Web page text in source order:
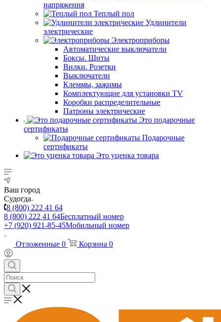
напряжения
Теплый пол
Удлинители
электрические
Электроприборы
Автоматические выключатели
Боксы. Щиты
Вилки. Розетки
Выключатели
Клеммы, зажимы
Комплектующие для установки TV
Коробки распределительные
Патроны электрические
Это подарочные
сертификаты
Подарочные
сертификаты
Это уценка товара
Ваш город
Судогда
8 (800) 222 41 64
8 (800) 222 41 64Бесплатный номер
+7 (920) 921-85-45Мобильный номер
Отложенные 0 Корзина 0